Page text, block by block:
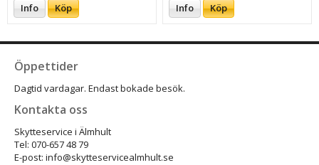
Info Köp Info Köp
Öppettider
Dagtid vardagar. Endast bokade besök.
Kontakta oss
Skytteservice i Älmhult
Tel: 070-657 48 79
E-post: info@skytteservicealmhult.se